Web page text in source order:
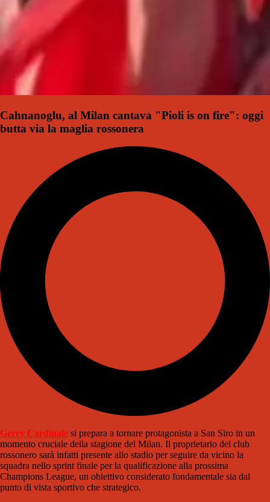
Cahnanoglu, al Milan cantava "Pioli is on fire": oggi
butta via la maglia rossonera
Gerry Cardinale si prepara a tornare protagonista a San Siro in un
momento cruciale della stagione del Milan. Il proprietario del club
rossonero sarà infatti presente allo stadio per seguire da vicino la
squadra nello sprint finale per la qualificazione alla prossima
Champions League, un obiettivo considerato fondamentale sia dal
punto di vista sportivo che strategico.